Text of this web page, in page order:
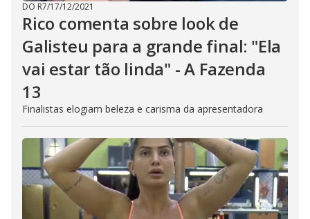
DO R7/17/12/2021
Rico comenta sobre look de
Galisteu para a grande final: "Ela
vai estar tão linda" - A Fazenda
13
Finalistas elogiam beleza e carisma da apresentadora